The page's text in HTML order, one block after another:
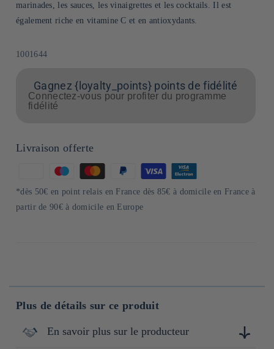
marinades, les sauces, les vinaigrettes et les cocktails. Il est
également riche en vitamine C et en antioxydants.
SKU:
1001644
Gagnez {loyalty_points} points de fidélité
Connectez-vous pour profiter du programme
fidélité
Livraison offerte
de
paiement
*dès 50€ en point relais en France dès 85€ à domicile en France à
partir de 90€ à domicile en Europe
Plus de détails sur ce produit
En savoir plus sur le producteur